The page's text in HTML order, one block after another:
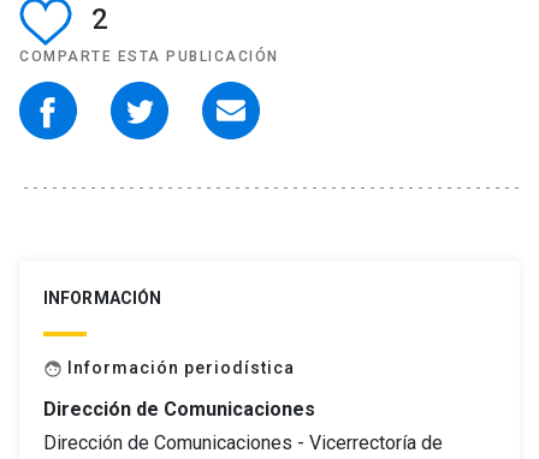
2
COMPARTE ESTA PUBLICACIÓN
INFORMACIÓN
face Información periodística
Dirección de Comunicaciones
Dirección de Comunicaciones - Vicerrectoría de